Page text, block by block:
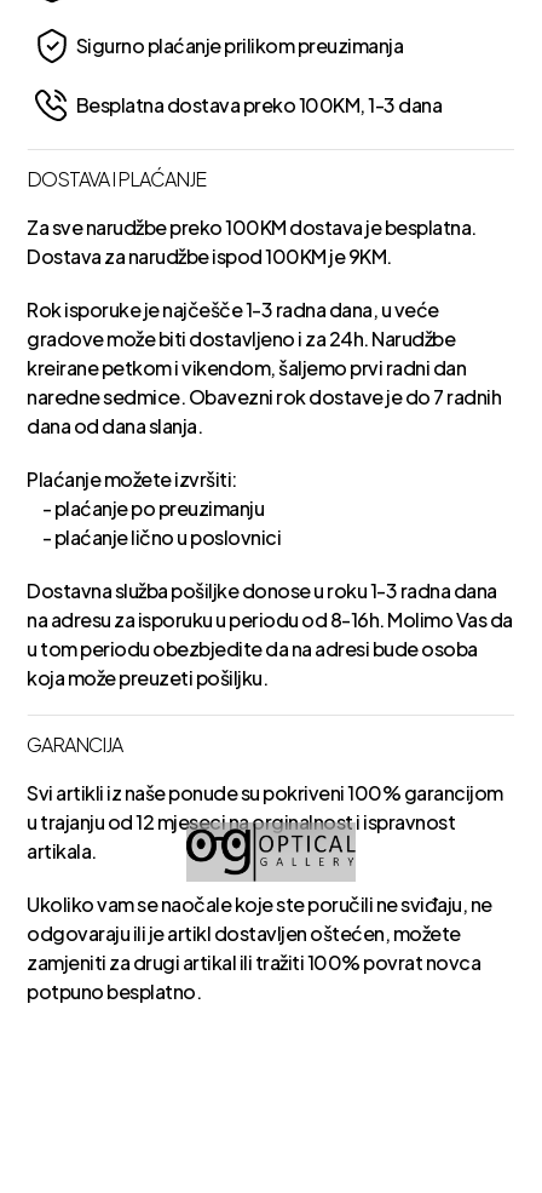
Sigurno plaćanje prilikom preuzimanja
Besplatna dostava preko 100KM, 1-3 dana
DOSTAVA I PLAĆANJE
Za sve narudžbe preko 100KM dostava je besplatna.
Dostava za narudžbe ispod 100KM je 9KM.
Rok isporuke je najčešče 1-3 radna dana, u veće
gradove može biti dostavljeno i za 24h. Narudžbe
kreirane petkom i vikendom, šaljemo prvi radni dan
naredne sedmice. Obavezni rok dostave je do 7 radnih
dana od dana slanja.
Plaćanje možete izvršiti:
- plaćanje po preuzimanju
- plaćanje lično u poslovnici
Dostavna služba pošiljke donose u roku 1-3 radna dana
na adresu za isporuku u periodu od 8-16h. Molimo Vas da
u tom periodu obezbjedite da na adresi bude osoba
koja može preuzeti pošiljku.
GARANCIJA
Svi artikli iz naše ponude su pokriveni 100% garancijom
u trajanju od 12 mjeseci na orginalnost i ispravnost
artikala.
Ukoliko vam se naočale koje ste poručili ne sviđaju, ne
odgovaraju ili je artikl dostavljen oštećen, možete
zamjeniti za drugi artikal ili tražiti 100% povrat novca
potpuno besplatno.